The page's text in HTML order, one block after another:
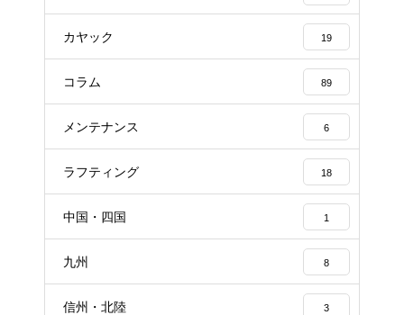
カヤック 19
コラム 89
メンテナンス 6
ラフティング 18
中国・四国 1
九州 8
信州・北陸 3